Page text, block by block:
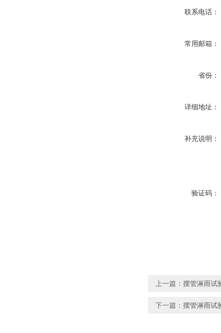
联系电话：
常用邮箱：
省份：
详细地址：
补充说明：
验证码：
上一篇： 摆管淋雨试
下一篇： 摆管淋雨试